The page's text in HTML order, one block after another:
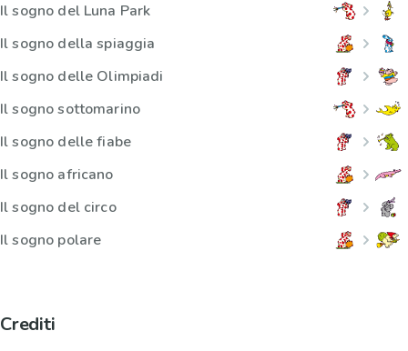
Il sogno del Luna Park
Il sogno della spiaggia
Il sogno delle Olimpiadi
Il sogno sottomarino
Il sogno delle fiabe
Il sogno africano
Il sogno del circo
Il sogno polare
Crediti